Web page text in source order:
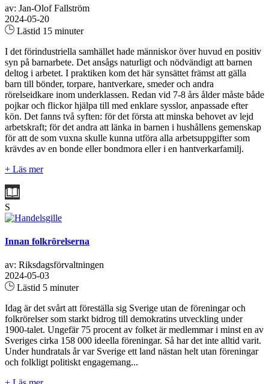
av: Jan-Olof Fallström
2024-05-20
Lästid 15 minuter
I det förindustriella samhället hade människor över huvud en positiv
syn på barnarbete. Det ansågs naturligt och nödvändigt att barnen
deltog i arbetet. I praktiken kom det här synsättet främst att gälla
barn till bönder, torpare, hantverkare, smeder och andra
rörelseidkare inom underklassen. Redan vid 7-8 års ålder måste både
pojkar och flickor hjälpa till med enklare sysslor, anpassade efter
kön. Det fanns två syften: för det första att minska behovet av lejd
arbetskraft; för det andra att länka in barnen i hushållens gemenskap
för att de som vuxna skulle kunna utföra alla arbetsuppgifter som
krävdes av en bonde eller bondmora eller i en hantverkarfamilj.
+ Läs mer
S
Innan folkrörelserna
av: Riksdagsförvaltningen
2024-05-03
Lästid 5 minuter
Idag är det svårt att föreställa sig Sverige utan de föreningar och
folkrörelser som starkt bidrog till demokratins utveckling under
1900-talet. Ungefär 75 procent av folket är medlemmar i minst en av
Sveriges cirka 158 000 ideella föreningar. Så har det inte alltid varit.
Under hundratals år var Sverige ett land nästan helt utan föreningar
och folkligt politiskt engagemang...